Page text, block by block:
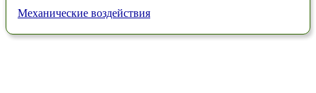
Механические воздействия